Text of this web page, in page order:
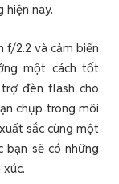
nay.
f/2.2 và cảm biến
một cách tốt
đèn flash cho
chụp trong môi
sắc cùng một
bạn sẽ có những